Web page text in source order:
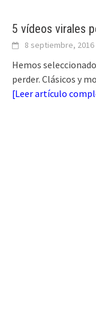
5 vídeos virales
8 septiembre, 2016
Hemos
perder. Clásicos y
[Leer artículo